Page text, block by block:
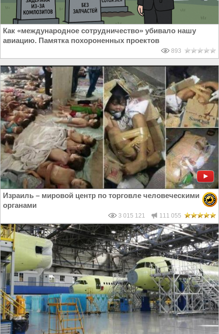
Как «международное сотрудничество» убивало нашу
авиацию. Памятка похороненных проектов
893
Израиль – мировой центр по торговле человеческими
органами
3 015 121 111 055